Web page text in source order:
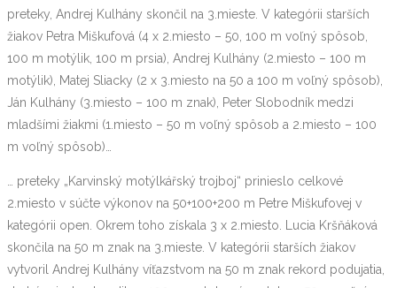
preteky, Andrej Kulhány skončil na 3.mieste. V kategórii starších
žiakov Petra Miškufová (4 x 2.miesto – 50, 100 m voľný spôsob,
100 m motýlik, 100 m prsia), Andrej Kulhány (2.miesto – 100 m
motýlik), Matej Sliacky (2 x 3.miesto na 50 a 100 m voľný spôsob),
Ján Kulhány (3.miesto – 100 m znak), Peter Slobodník medzi
mladšími žiakmi (1.miesto – 50 m voľný spôsob a 2.miesto – 100
m voľný spôsob)…
… preteky „Karvinský motýlkářský trojboj“ prinieslo celkové
2.miesto v súčte výkonov na 50+100+200 m Petre Miškufovej v
kategórii open. Okrem toho získala 3 x 2.miesto. Lucia Kršňáková
skončila na 50 m znak na 3.mieste. V kategórii starších žiakov
vytvoril Andrej Kulhány víťazstvom na 50 m znak rekord podujatia,